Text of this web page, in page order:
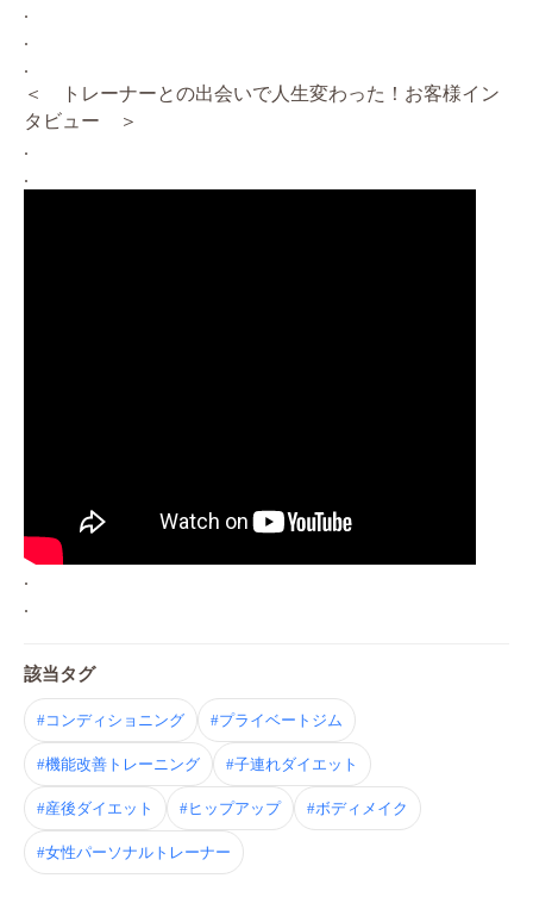
.
.
.
＜ トレーナーとの出会いで人生変わった！お客様イン
タビュー ＞
.
.
.
.
該当タグ
#コンディショニング #プライベートジム
#機能改善トレーニング #子連れダイエット
#産後ダイエット #ヒップアップ #ボディメイク
#女性パーソナルトレーナー